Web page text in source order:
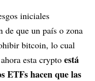
iniciales
de que un país o zona
bitcoin, lo cual
esta crypto está
ETFs hacen que las